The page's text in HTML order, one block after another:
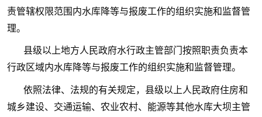
责管辖权限范围内水库降等与报废工作的组织实施和监督管
理。
县级以上地方人民政府水行政主管部门按照职责负责本
行政区域内水库降等与报废工作的组织实施和监督管理。
依照法律、法规的有关规定，县级以上人民政府住房和
城乡建设、交通运输、农业农村、能源等其他水库大坝主管